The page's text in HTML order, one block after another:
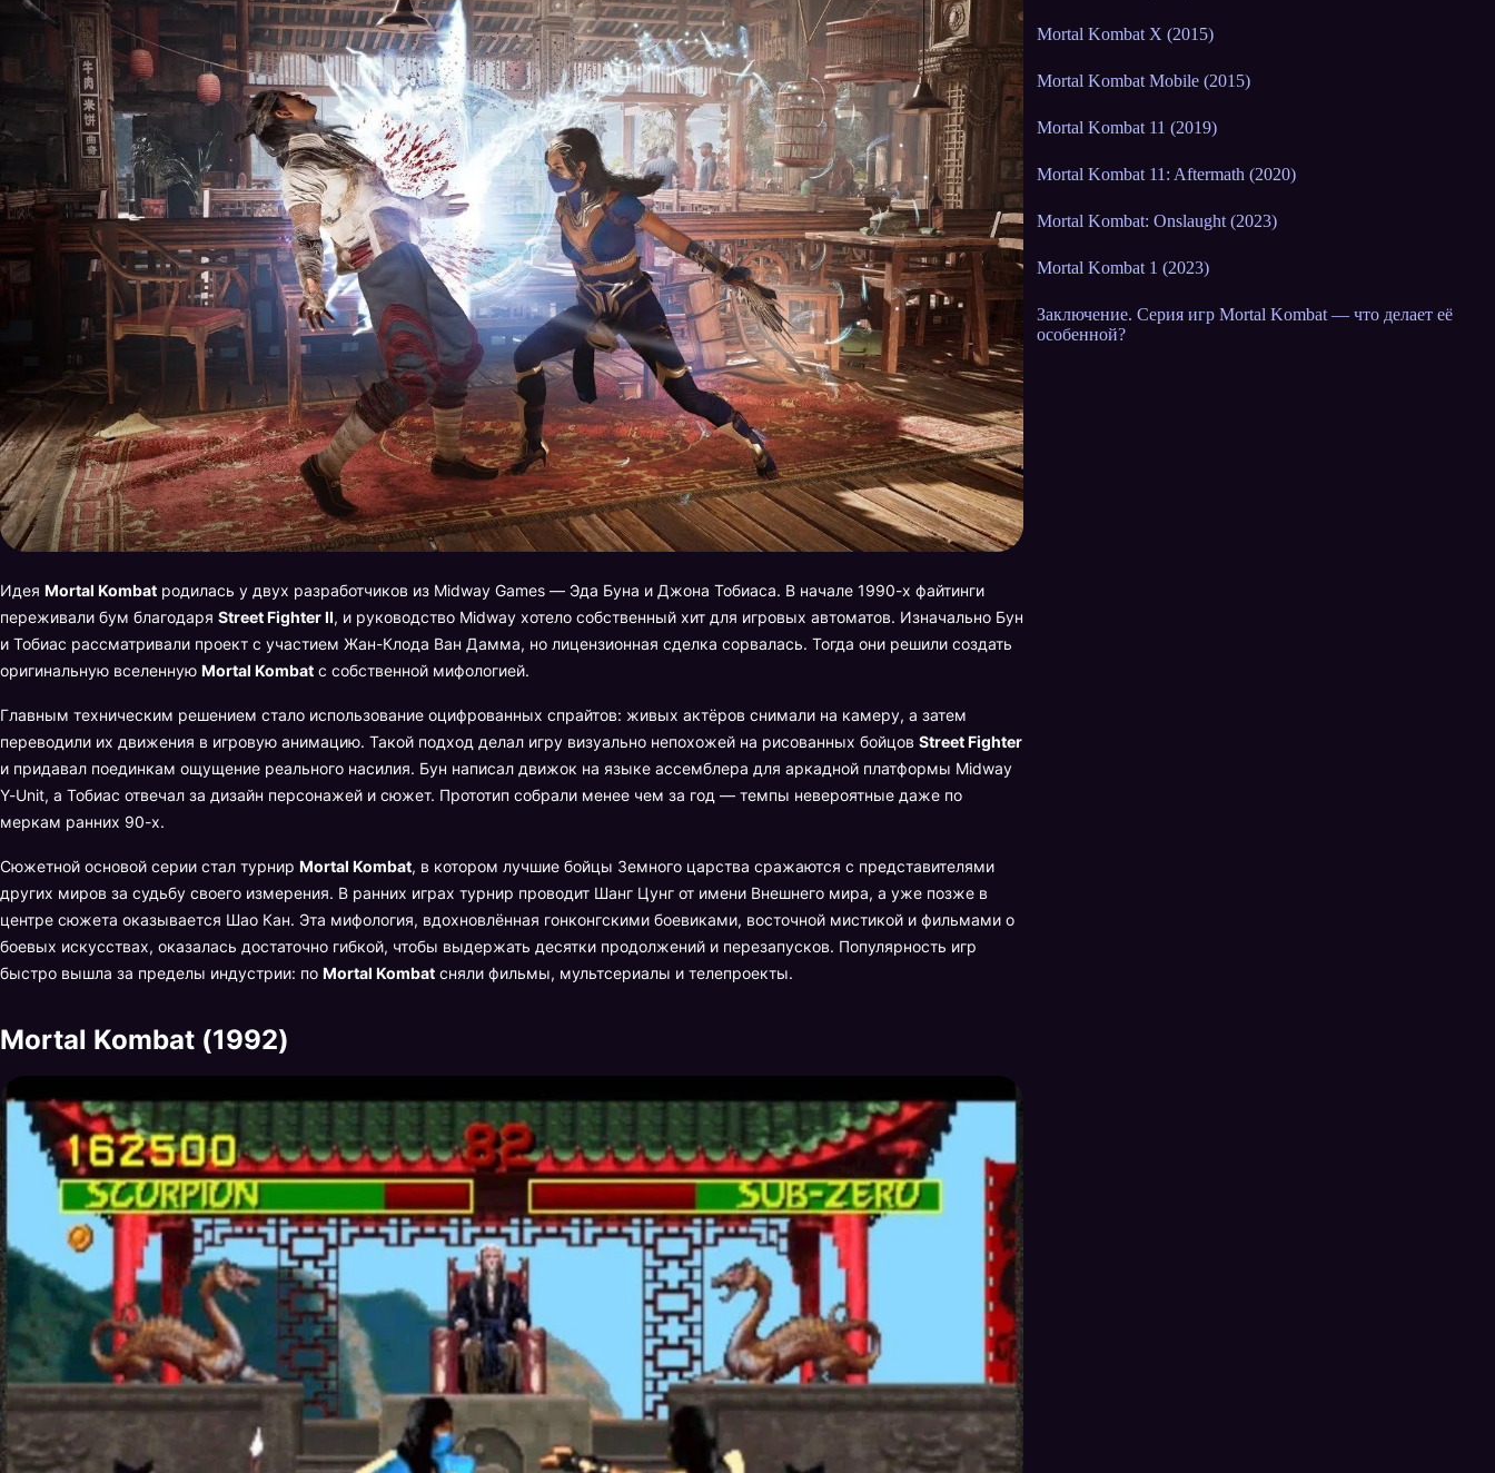
Идея Mortal Kombat родилась у двух разработчиков из Midway Games — Эда Буна и Джона Тобиаса. В начале 1990-х файтинги
переживали бум благодаря Street Fighter II, и руководство Midway хотело собственный хит для игровых автоматов. Изначально Бун
и Тобиас рассматривали проект с участием Жан-Клода Ван Дамма, но лицензионная сделка сорвалась. Тогда они решили создать
оригинальную вселенную Mortal Kombat с собственной мифологией.
Главным техническим решением стало использование оцифрованных спрайтов: живых актёров снимали на камеру, а затем
переводили их движения в игровую анимацию. Такой подход делал игру визуально непохожей на рисованных бойцов Street Fighter
и придавал поединкам ощущение реального насилия. Бун написал движок на языке ассемблера для аркадной платформы Midway
Y-Unit, а Тобиас отвечал за дизайн персонажей и сюжет. Прототип собрали менее чем за год — темпы невероятные даже по
меркам ранних 90-х.
Сюжетной основой серии стал турнир Mortal Kombat, в котором лучшие бойцы Земного царства сражаются с представителями
других миров за судьбу своего измерения. В ранних играх турнир проводит Шанг Цунг от имени Внешнего мира, а уже позже в
центре сюжета оказывается Шао Кан. Эта мифология, вдохновлённая гонконгскими боевиками, восточной мистикой и фильмами о
боевых искусствах, оказалась достаточно гибкой, чтобы выдержать десятки продолжений и перезапусков. Популярность игр
быстро вышла за пределы индустрии: по Mortal Kombat сняли фильмы, мультсериалы и телепроекты.
Mortal Kombat (1992)
Mortal Kombat X (2015)
Mortal Kombat Mobile (2015)
Mortal Kombat 11 (2019)
Mortal Kombat 11: Aftermath (2020)
Mortal Kombat: Onslaught (2023)
Mortal Kombat 1 (2023)
Заключение. Серия игр Mortal Kombat — что делает её
особенной?